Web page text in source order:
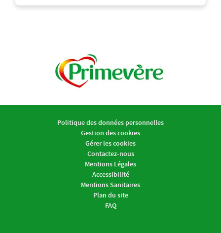
Politique des données personnelles
Gestion des cookies
Gérer les cookies
Contactez-nous
Mentions Légales
Accessibilité
Mentions Sanitaires
Plan du site
FAQ